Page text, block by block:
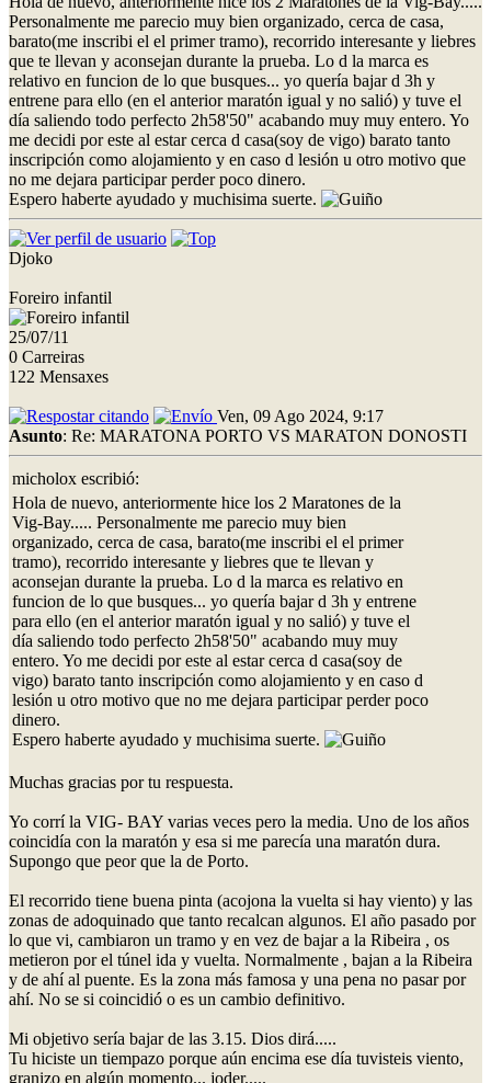
Personalmente me parecio muy bien organizado, cerca de casa,
barato(me inscribi el el primer tramo), recorrido interesante y liebres
que te llevan y aconsejan durante la prueba. Lo d la marca es
relativo en funcion de lo que busques... yo quería bajar d 3h y
entrene para ello (en el anterior maratón igual y no salió) y tuve el
día saliendo todo perfecto 2h58'50" acabando muy muy entero. Yo
me decidi por este al estar cerca d casa(soy de vigo) barato tanto
inscripción como alojamiento y en caso d lesión u otro motivo que
no me dejara participar perder poco dinero.
Espero haberte ayudado y muchisima suerte.
Djoko
Foreiro infantil
25/07/11
0 Carreiras
122 Mensaxes
Ven, 09 Ago 2024, 9:17
Asunto: Re: MARATONA PORTO VS MARATON DONOSTI
micholox escribió:
Hola de nuevo, anteriormente hice los 2 Maratones de la
Vig-Bay..... Personalmente me parecio muy bien
organizado, cerca de casa, barato(me inscribi el el primer
tramo), recorrido interesante y liebres que te llevan y
aconsejan durante la prueba. Lo d la marca es relativo en
funcion de lo que busques... yo quería bajar d 3h y entrene
para ello (en el anterior maratón igual y no salió) y tuve el
día saliendo todo perfecto 2h58'50" acabando muy muy
entero. Yo me decidi por este al estar cerca d casa(soy de
vigo) barato tanto inscripción como alojamiento y en caso d
lesión u otro motivo que no me dejara participar perder poco
dinero.
Espero haberte ayudado y muchisima suerte.
Muchas gracias por tu respuesta.
Yo corrí la VIG- BAY varias veces pero la media. Uno de los años
coincidía con la maratón y esa si me parecía una maratón dura.
Supongo que peor que la de Porto.
El recorrido tiene buena pinta (acojona la vuelta si hay viento) y las
zonas de adoquinado que tanto recalcan algunos. El año pasado por
lo que vi, cambiaron un tramo y en vez de bajar a la Ribeira , os
metieron por el túnel ida y vuelta. Normalmente , bajan a la Ribeira
y de ahí al puente. Es la zona más famosa y una pena no pasar por
ahí. No se si coincidió o es un cambio definitivo.
Mi objetivo sería bajar de las 3.15. Dios dirá.....
Tu hiciste un tiempazo porque aún encima ese día tuvisteis viento,
granizo en algún momento... joder.....